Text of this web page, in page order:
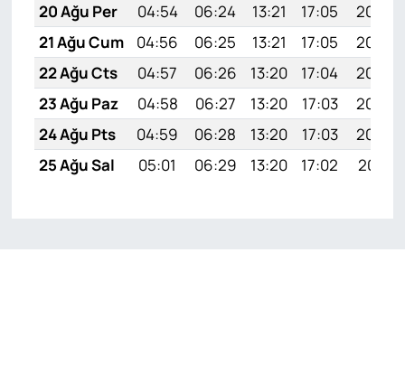
20 Ağu Per
04:54 06:24 13:21 17:05
20:08
21 Ağu Cum
04:56 06:25 13:21 17:05
20:06
22 Ağu Cts
04:57 06:26 13:20 17:04
20:05
23 Ağu Paz
04:58 06:27 13:20 17:03
20:04
24 Ağu Pts
04:59 06:28 13:20 17:03
20:02
25 Ağu Sal
05:01 06:29 13:20 17:02 20:01